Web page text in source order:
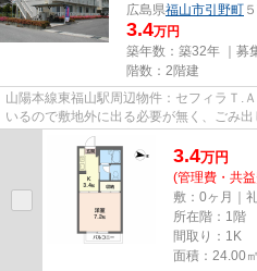
広島県福山市引野町
3.4万円
築年数：築32年 ｜募
階数：2階建
山陽本線東福山駅周辺物件：セフィラＴ.
いるので敷地外に出る必要が無く、ごみ
件はアパートです！高いニー...
3.4万円
(管理費・共
敷：0ヶ月｜
所在階：1階
間取り：1K
面積：24.00㎡